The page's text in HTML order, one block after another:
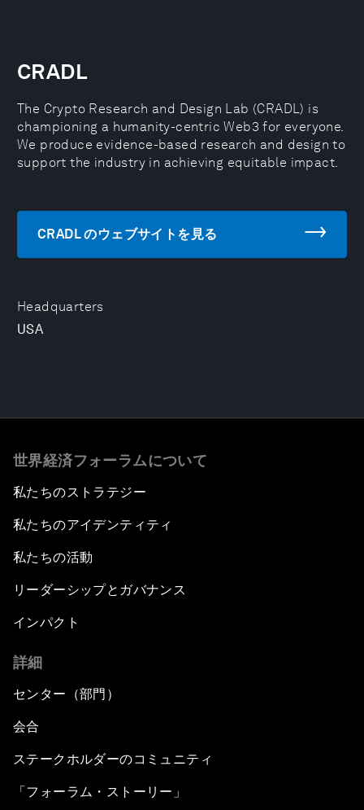
Headquarters
USA
CRADL
The Crypto Research and Design Lab (CRADL) is
championing a humanity-centric Web3 for everyone.
We produce evidence-based research and design to
support the industry in achieving equitable impact.
CRADL のウェブサイトを見る
世界経済フォーラムについて
私たちのストラテジー
私たちのアイデンティティ
私たちの活動
リーダーシップとガバナンス
インパクト
詳細
センター（部門）
会合
ステークホルダーのコミュニティ
「フォーラム・ストーリー」